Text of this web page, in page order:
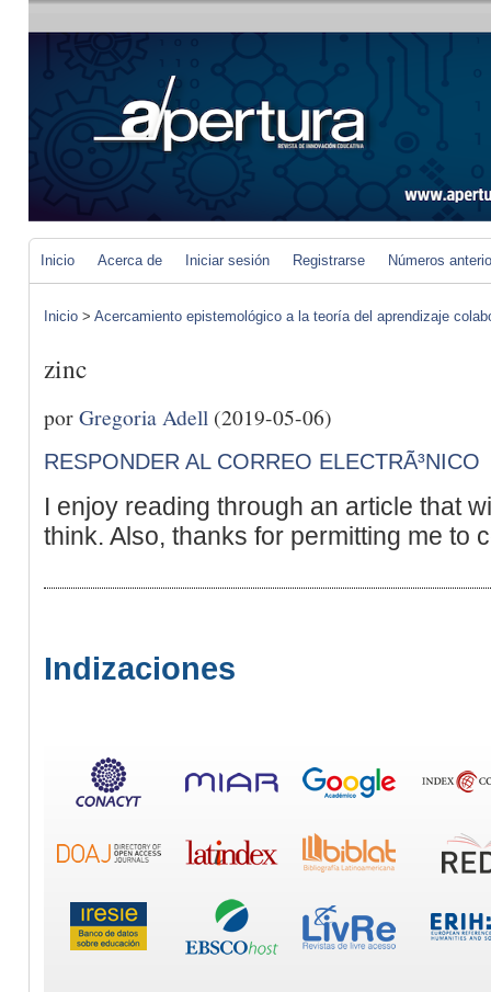
Inicio Acerca de Iniciar sesión Registrarse Números
Inicio > Acercamiento epistemológico a la teoría del aprendizaje
zinc
porGregoria Adell (2019-05-06)
RESPONDER AL CORREO ELECTRÃ³NICO
I enjoy reading through an article that
think. Also, thanks for permitting me to
Indizaciones